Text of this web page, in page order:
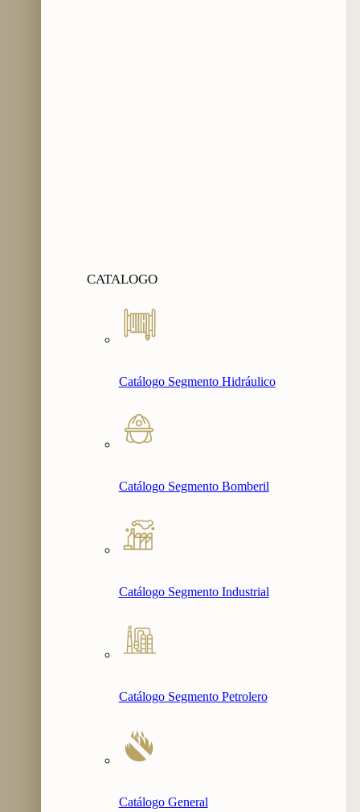
CATALOGO
Catálogo Segmento Hidráulico
Catálogo Segmento Bomberil
Catálogo Segmento Industrial
Catálogo Segmento Petrolero
Catálogo General